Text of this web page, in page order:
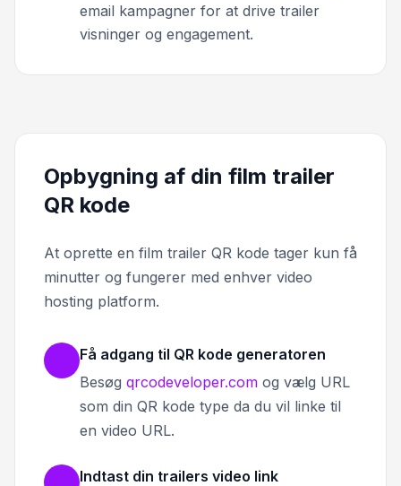
email kampagner for at drive trailer
visninger og engagement.
Opbygning af din film trailer
QR kode
At oprette en film trailer QR kode tager kun få
minutter og fungerer med enhver video
hosting platform.
Få adgang til QR kode generatoren
Besøg qrcodeveloper.com og vælg URL
som din QR kode type da du vil linke til
en video URL.
Indtast din trailers video link